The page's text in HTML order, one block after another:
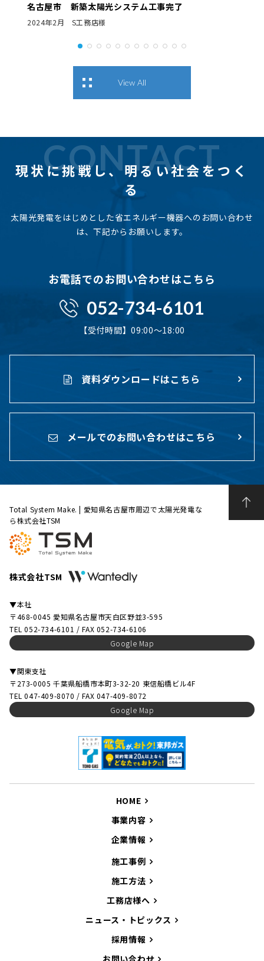
名古屋市 新築太陽光システム工事完了
2024年2月 S工務店様
View All
CONTACT
現状に挑戦し、明るい社会をつく
る
太陽光発電をはじめとした省エネルギー機器へのお問い合わせ
は、下記からお願いします。
お電話でのお問い合わせはこちら
052-734-6101
【受付時間】09:00〜18:00
資料ダウンロードはこちら
メールでのお問い合わせはこちら
Total System Make. | 愛知県名古屋市周辺で太陽光発電な
ら株式会社TSM
株式会社TSM
▼本社
〒468-0045 愛知県名古屋市天白区野並3-595
TEL 052-734-6101 / FAX 052-734-6106
Google Map
▼関東支社
〒273-0005 千葉県船橋市本町3-32-20 東信船橋ビル4F
TEL 047-409-8070 / FAX 047-409-8072
Google Map
HOME
事業内容
企業情報
施工事例
施工方法
工務店様へ
ニュース・トピックス
採用情報
お問い合わせ